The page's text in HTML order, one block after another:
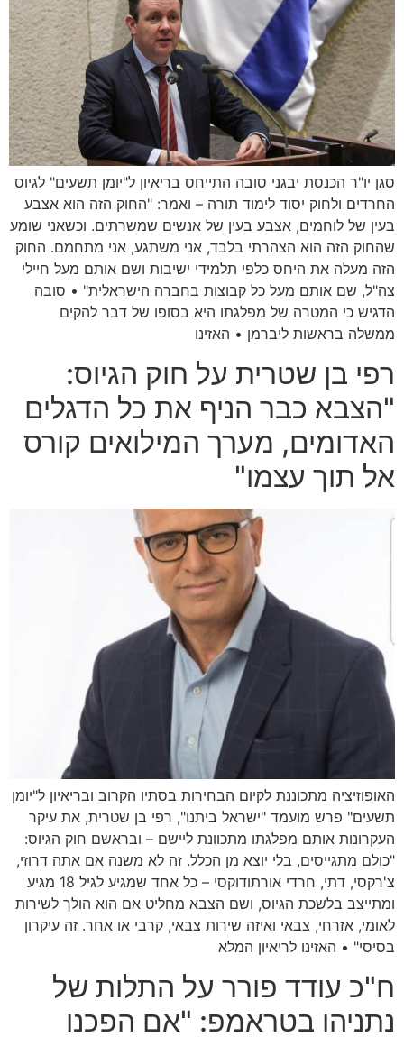
סגן יו"ר הכנסת יבגני סובה התייחס בריאיון ל"יומן תשעים" לגיוס
החרדים ולחוק יסוד לימוד תורה – ואמר: "החוק הזה הוא אצבע
בעין של לוחמים, אצבע בעין של אנשים שמשרתים. וכשאני שומע
שהחוק הזה הוא הצהרתי בלבד, אני משתגע, אני מתחמם. החוק
הזה מעלה את היחס כלפי תלמידי ישיבות ושם אותם מעל חיילי
צה"ל, שם אותם מעל כל קבוצות בחברה הישראלית" • סובה
הדגיש כי המטרה של מפלגתו היא בסופו של דבר להקים
ממשלה בראשות ליברמן • האזינו
רפי בן שטרית על חוק הגיוס:
"הצבא כבר הניף את כל הדגלים
האדומים, מערך המילואים קורס
אל תוך עצמו"
האופוזיציה מתכוננת לקיום הבחירות בסתיו הקרוב ובריאיון ל"יומן
תשעים" פרש מועמד "ישראל ביתנו", רפי בן שטרית, את עיקר
העקרונות אותם מפלגתו מתכוונת ליישם – ובראשם חוק הגיוס:
"כולם מתגייסים, בלי יוצא מן הכלל. זה לא משנה אם אתה דרוזי,
צ'רקסי, דתי, חרדי אורתודוקסי – כל אחד שמגיע לגיל 18 מגיע
ומתייצב בלשכת הגיוס, ושם הצבא מחליט אם הוא הולך לשירות
לאומי, אזרחי, צבאי ואיזה שירות צבאי, קרבי או אחר. זה עיקרון
בסיסי" • האזינו לריאיון המלא
ח"כ עודד פורר על התלות של
נתניהו בטראמפ: "אם הפכנו